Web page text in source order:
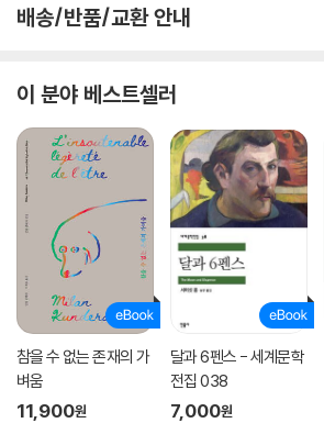
배송/반품/교환 안내
이 분야 베스트셀러
참을 수 없는 존재의 가
벼움
11,900원
달과 6펜스 - 세계문학
전집 038
7,000원